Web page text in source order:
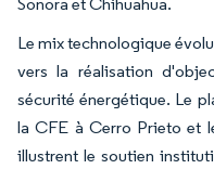
Le mix technologique
vers la réalisation
sécurité énergétique. Le
la CFE à Cerro Prieto et
illustrent le soutien